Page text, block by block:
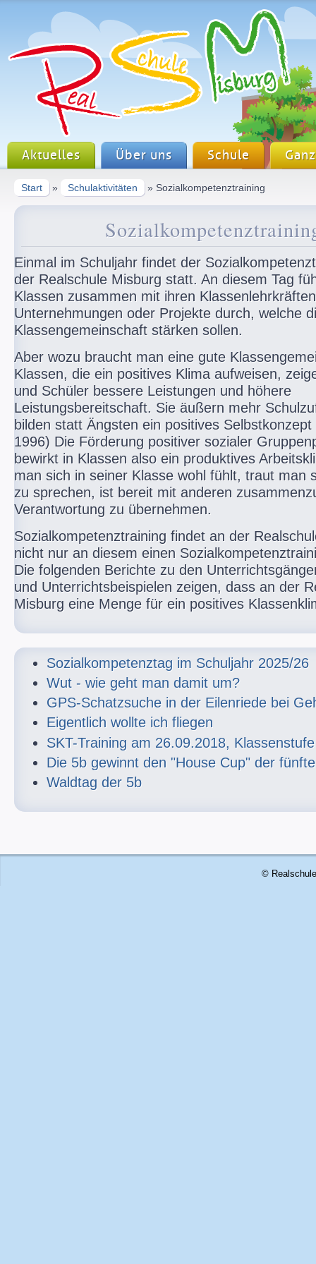
Aktuelles Über uns Schule
Start » Schulaktivitäten » Sozialkompetenztraining
Einmal im Schuljahr findet der
der Realschule Misburg statt. An diesem Tag
Klassen zusammen mit ihren Klassenlehrkräften
Unternehmungen oder Projekte durch, welche
Klassengemeinschaft stärken sollen.
Aber wozu braucht man eine gute
Klassen, die ein positives Klima aufweisen,
und Schüler bessere Leistungen und höhere
Leistungsbereitschaft. Sie äußern mehr
bilden statt Ängsten ein positives
1996) Die Förderung positiver sozialer
bewirkt in Klassen also ein produktives
man sich in seiner Klasse wohl fühlt, traut man
zu sprechen, ist bereit mit anderen
Verantwortung zu übernehmen.
Sozialkompetenztraining findet an der
nicht nur an diesem einen
Die folgenden Berichte zu den
und Unterrichtsbeispielen zeigen, dass an der
Misburg eine Menge für ein positives
Sozialkompetenztag im Schuljahr 2025/26
Wut - wie geht man damit um?
GPS-Schatzsuche in der Eilenriede bei
Eigentlich wollte ich fliegen
SKT-Training am 26.09.2018,
Die 5b gewinnt den "House Cup" der
Waldtag der 5b
©